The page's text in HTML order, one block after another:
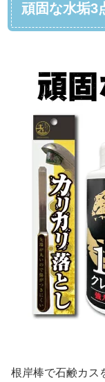
頑固な水垢3
根岸棒で石鹸カス